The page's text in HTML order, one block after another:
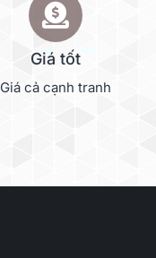
Giá tốt
Giá cả cạnh tranh